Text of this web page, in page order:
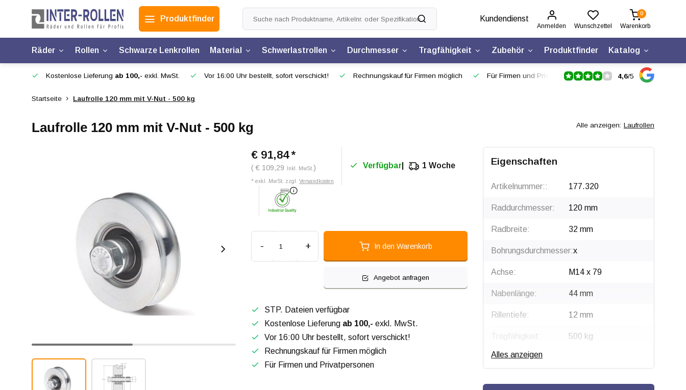
Produktfinder Kundendienst
Anmelden Wunschzettel
0
Warenkorb
Räder Rollen Schwarze Lenkrollen Material Schwerlastrollen Durchmesser Tragfähigkeit Zubehör Produktfinder Katalog
Kostenlose Lieferung ab 100,- exkl. MwSt. Vor 16:00 Uhr bestellt, sofort verschickt! Rechnungskauf für Firmen möglich Für Firmen und Privatpersonen 4,6/5
Startseite Laufrolle 120 mm mit V-Nut - 500 kg
Laufrolle 120 mm mit V-Nut - 500 kg Alle anzeigen: Laufrollen
€ 91,84 *
( € 109,29 Inkl. MwSt. )
* exkl. MwSt. zzgl. Versandkosten
Verfügbar 1 Woche
- + In den Warenkorb
Angebot anfragen
STP. Dateien verfügbar
Kostenlose Lieferung ab 100,- exkl. MwSt.
Vor 16:00 Uhr bestellt, sofort verschickt!
Rechnungskauf für Firmen möglich
Für Firmen und Privatpersonen
Eigenschaften
Artikelnummer:: 177.320
Raddurchmesser: 120 mm
Radbreite: 32 mm
Bohrungsdurchmesser:x
Achse: M14 x 79
Nabenlänge: 44 mm
Rillentiefe: 12 mm
Tragfähigkeit: 500 kg
Radtyp:
Alles anzeigen